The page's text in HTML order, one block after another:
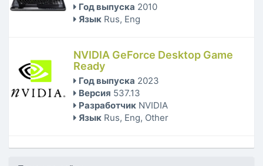
Год выпуска 2010
Язык Rus, Eng
NVIDIA GeForce Desktop Game
Ready
Год выпуска 2023
Версия 537.13
Разработчик NVIDIA
Язык Rus, Eng, Other